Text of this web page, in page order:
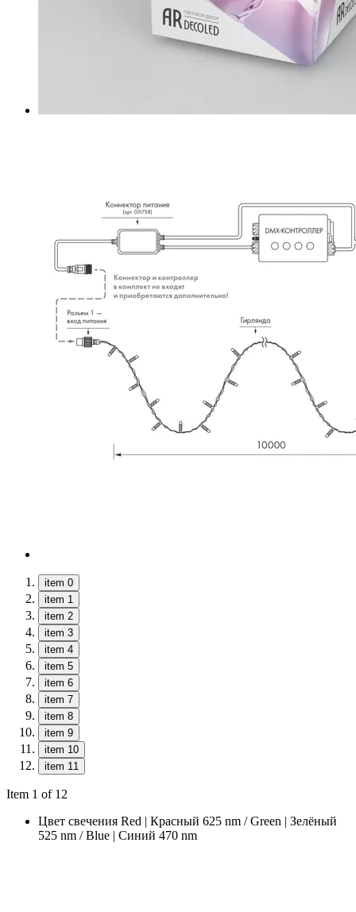
item 0
item 1
item 2
item 3
item 4
item 5
item 6
item 7
item 8
item 9
item 10
item 11
Item 1 of 12
Цвет свечения Red | Красный 625 nm / Green | Зелёный
525 nm / Blue | Синий 470 nm